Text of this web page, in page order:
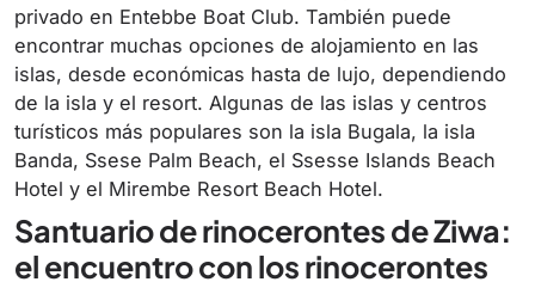
privado en Entebbe Boat Club. También puede
encontrar muchas opciones de alojamiento en las
islas, desde económicas hasta de lujo, dependiendo
de la isla y el resort. Algunas de las islas y centros
turísticos más populares son la isla Bugala, la isla
Banda, Ssese Palm Beach, el Ssesse Islands Beach
Hotel y el Mirembe Resort Beach Hotel.
Santuario de rinocerontes de Ziwa:
el encuentro con los rinocerontes